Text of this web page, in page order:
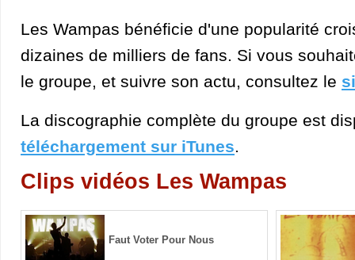
Les Wampas bénéficie d'une popularité
dizaines de milliers de fans. Si vous
le groupe, et suivre son actu, consultez le
La discographie complète du groupe est
téléchargement sur iTunes.
Clips vidéos Les Wampas
Faut Voter Pour Nous